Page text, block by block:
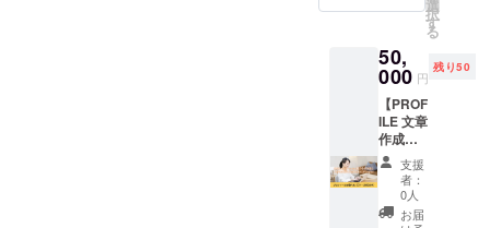
詳細は
メール
にてお
打ち合
わせい
たしま
す。
の推
移・
SEO
キー
ワード
順位や
流入
数・簡
易な競
合状
はでき
ん。
名刺を
ます。
背景2パ
ター
ン、レ
タッチ4
枚お届
けしま
す。 撮
影した
お写真
選
択
す
る
50,
000 円
残り50
【PROF
ILE 文章
作成】
オンラ
インで
取材を
おこな
支援
者：
0人
お届